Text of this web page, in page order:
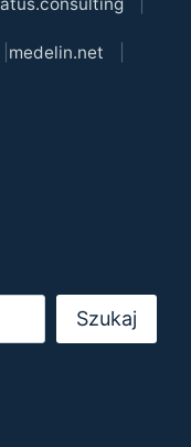
medelin.net
Szukaj